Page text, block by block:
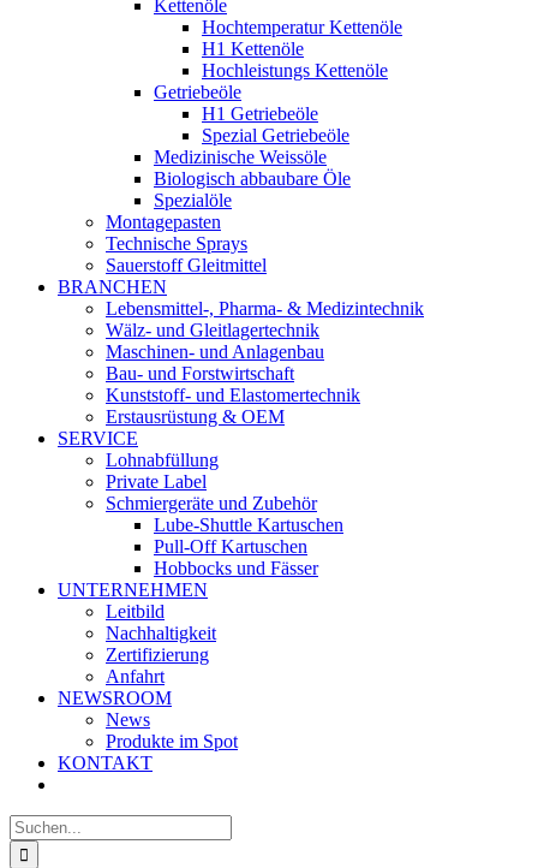
Kettenöle
Hochtemperatur Kettenöle
H1 Kettenöle
Hochleistungs Kettenöle
Getriebeöle
H1 Getriebeöle
Spezial Getriebeöle
Medizinische Weissöle
Biologisch abbaubare Öle
Spezialöle
Montagepasten
Technische Sprays
Sauerstoff Gleitmittel
BRANCHEN
Lebensmittel-, Pharma- & Medizintechnik
Wälz- und Gleitlagertechnik
Maschinen- und Anlagenbau
Bau- und Forstwirtschaft
Kunststoff- und Elastomertechnik
Erstausrüstung & OEM
SERVICE
Lohnabfüllung
Private Label
Schmiergeräte und Zubehör
Lube-Shuttle Kartuschen
Pull-Off Kartuschen
Hobbocks und Fässer
UNTERNEHMEN
Leitbild
Nachhaltigkeit
Zertifizierung
Anfahrt
NEWSROOM
News
Produkte im Spot
KONTAKT
Suche
nach: